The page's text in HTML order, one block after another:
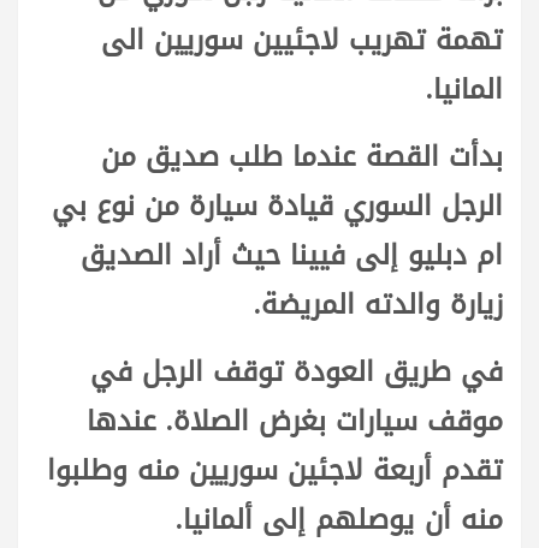
تهمة تهريب لاجئيين سوريين الى
المانيا.
بدأت القصة عندما طلب صديق من
الرجل السوري قيادة سيارة من نوع بي
ام دبليو إلى فيينا حيث أراد الصديق
زيارة والدته المريضة.
في طريق العودة توقف الرجل في
موقف سيارات بغرض الصلاة. عندها
تقدم أربعة لاجئين سوريين منه وطلبوا
منه أن يوصلهم إلى ألمانيا.